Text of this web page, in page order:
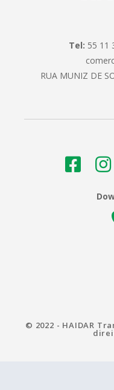
Tel: 55 11
RUA MUNIZ DE
© 2022 - HAIDAR